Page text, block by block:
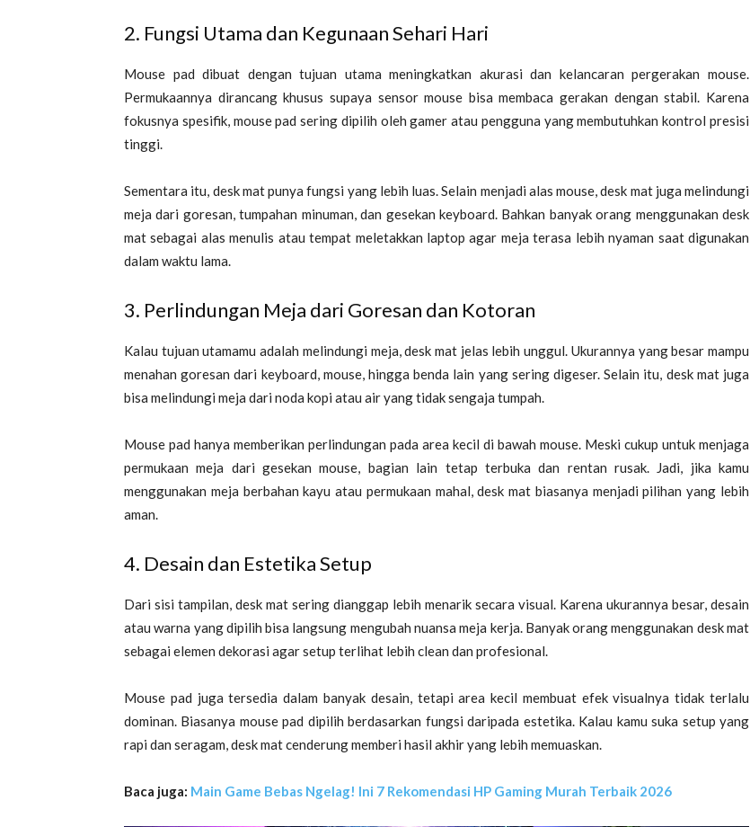
2. Fungsi Utama dan Kegunaan Sehari Hari
Mouse pad dibuat dengan tujuan utama meningkatkan akurasi dan kelancaran pergerakan mouse.
Permukaannya dirancang khusus supaya sensor mouse bisa membaca gerakan dengan stabil. Karena
fokusnya spesifik, mouse pad sering dipilih oleh gamer atau pengguna yang membutuhkan kontrol presisi
tinggi.
Sementara itu, desk mat punya fungsi yang lebih luas. Selain menjadi alas mouse, desk mat juga melindungi
meja dari goresan, tumpahan minuman, dan gesekan keyboard. Bahkan banyak orang menggunakan desk
mat sebagai alas menulis atau tempat meletakkan laptop agar meja terasa lebih nyaman saat digunakan
dalam waktu lama.
3. Perlindungan Meja dari Goresan dan Kotoran
Kalau tujuan utamamu adalah melindungi meja, desk mat jelas lebih unggul. Ukurannya yang besar mampu
menahan goresan dari keyboard, mouse, hingga benda lain yang sering digeser. Selain itu, desk mat juga
bisa melindungi meja dari noda kopi atau air yang tidak sengaja tumpah.
Mouse pad hanya memberikan perlindungan pada area kecil di bawah mouse. Meski cukup untuk menjaga
permukaan meja dari gesekan mouse, bagian lain tetap terbuka dan rentan rusak. Jadi, jika kamu
menggunakan meja berbahan kayu atau permukaan mahal, desk mat biasanya menjadi pilihan yang lebih
aman.
4. Desain dan Estetika Setup
Dari sisi tampilan, desk mat sering dianggap lebih menarik secara visual. Karena ukurannya besar, desain
atau warna yang dipilih bisa langsung mengubah nuansa meja kerja. Banyak orang menggunakan desk mat
sebagai elemen dekorasi agar setup terlihat lebih clean dan profesional.
Mouse pad juga tersedia dalam banyak desain, tetapi area kecil membuat efek visualnya tidak terlalu
dominan. Biasanya mouse pad dipilih berdasarkan fungsi daripada estetika. Kalau kamu suka setup yang
rapi dan seragam, desk mat cenderung memberi hasil akhir yang lebih memuaskan.
Baca juga: Main Game Bebas Ngelag! Ini 7 Rekomendasi HP Gaming Murah Terbaik 2026